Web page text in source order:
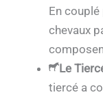
En
chevaux
Le
tiercé a